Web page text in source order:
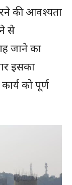
की आवश्यता
से
जाने का
इसका
को पूर्ण